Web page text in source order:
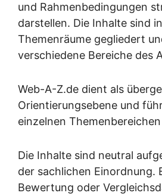
und Rahmenbedingungen
darstellen. Die Inhalte sind
Themenräume gegliedert
verschiedene Bereiche des
Web-A-Z.de dient als
Orientierungsebene und
einzelnen
Die Inhalte sind neutral
der sachlichen Einordnung.
Bewertung oder